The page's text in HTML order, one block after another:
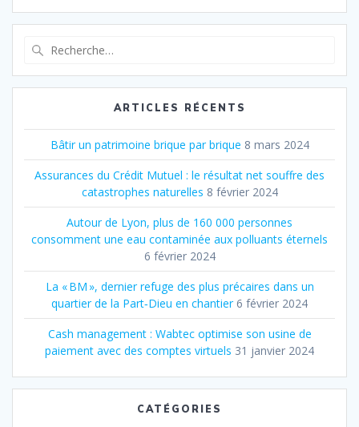
:
ARTICLES RÉCENTS
Bâtir un patrimoine brique par brique 8 mars 2024
Assurances du Crédit Mutuel : le résultat net souffre des
catastrophes naturelles 8 février 2024
Autour de Lyon, plus de 160 000 personnes
consomment une eau contaminée aux polluants éternels
6 février 2024
La « BM », dernier refuge des plus précaires dans un
quartier de la Part‐Dieu en chantier 6 février 2024
Cash management : Wabtec optimise son usine de
paiement avec des comptes virtuels 31 janvier 2024
CATÉGORIES